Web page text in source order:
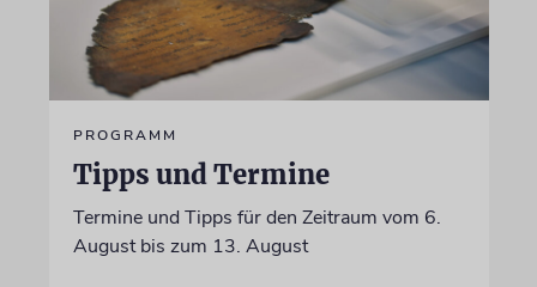
PROGRAMM
Tipps und Termine
Termine und Tipps für den Zeitraum vom 6.
August bis zum 13. August